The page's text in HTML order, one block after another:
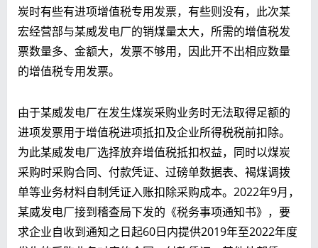
炭时有些有进项增值税专用发票，有些则没有，此次某
宏经营部与某威发电厂的销煤量太大，所需的增值税发
票数量多、金额大，发票不够用，因此开不出相应数量
的增值税专用发票。
由于某威发电厂在发生煤炭采购业务时无法取得足额的
进项发票用于增值税进项抵扣及企业所得税税前扣除。
为此某威发电厂选择放弃增值税抵扣权益，同时以煤炭
采购时采购合同、付款凭证、过磅单数据表、褐煤调拨
单等业务材料自制凭证入账扣除采购成本。2022年9月，
某威发电厂接到稽查局下发的《税务事项通知书》，要
求企业自收到通知之日起60日内提供2019年至2022年度